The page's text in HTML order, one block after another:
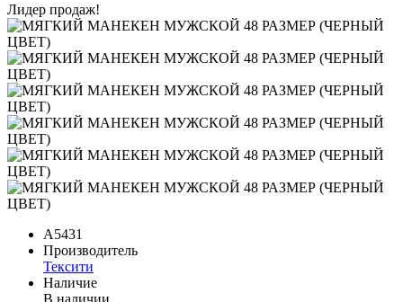
Лидер продаж!
A5431
Производитель
Тексити
Наличие
В наличии